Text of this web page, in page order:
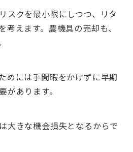
スクを最小限にしつつ、リタ
考えます。農機具の売却も、
めには手間暇をかけずに早期
があります。
大きな機会損失となるからで